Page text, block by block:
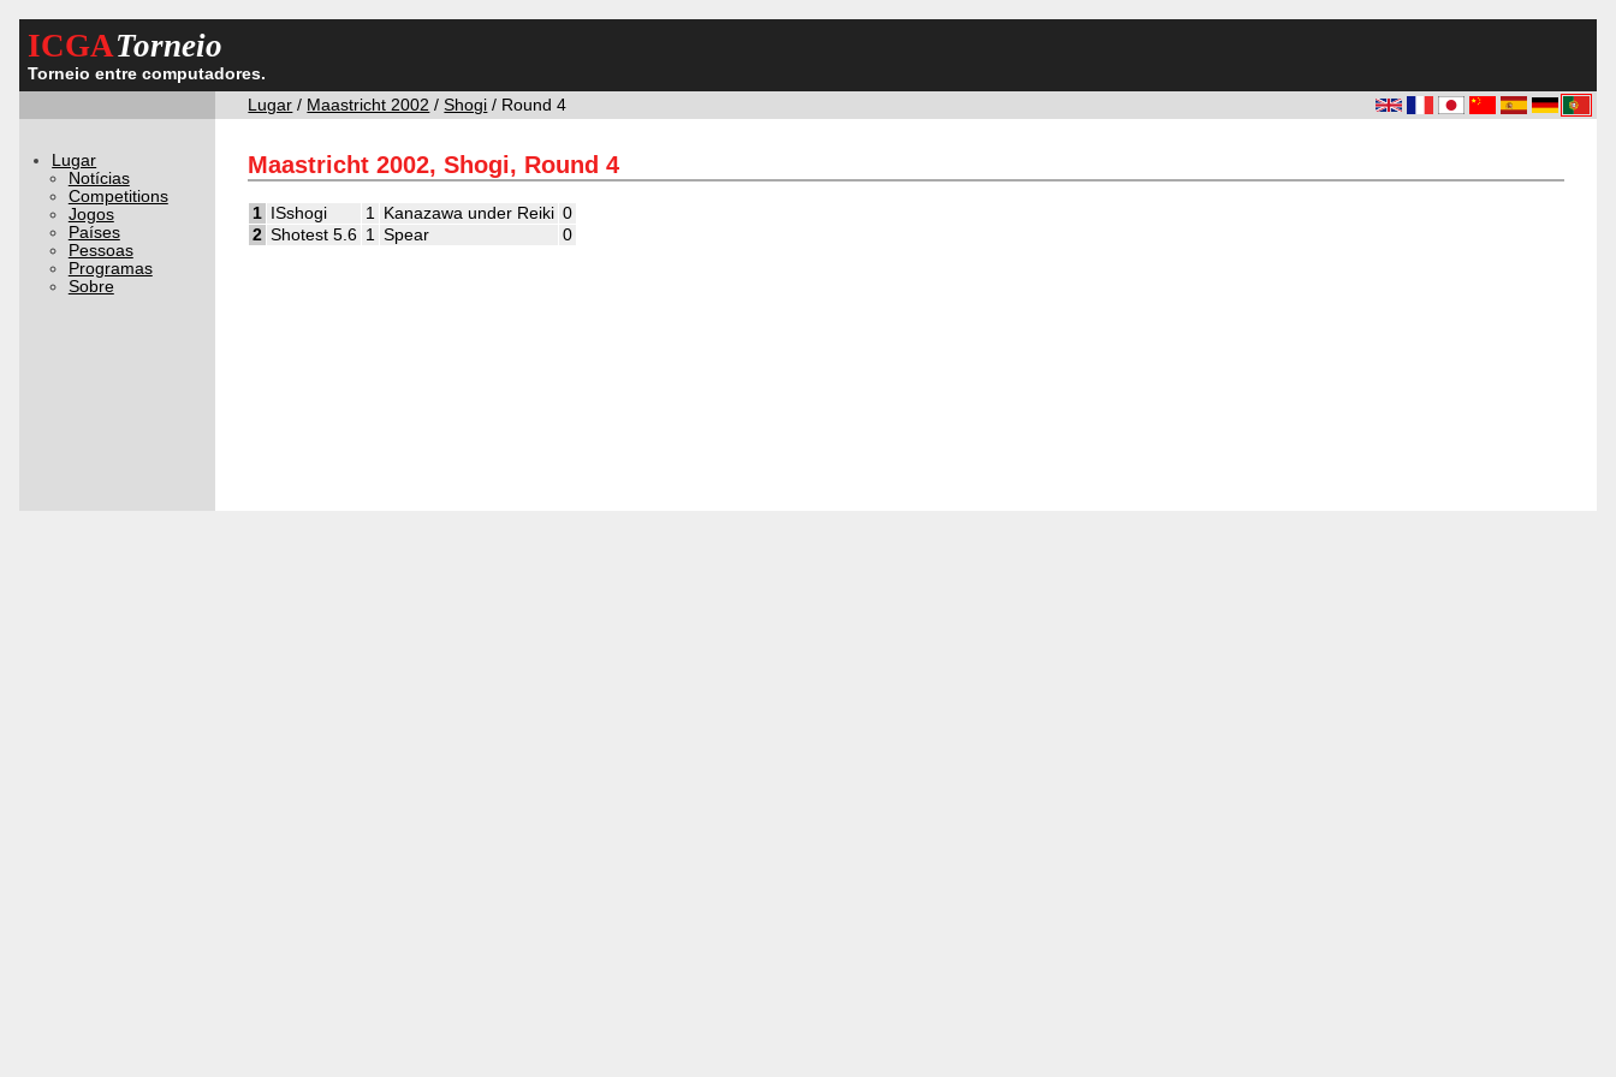
ICGATorneio
Torneio entre computadores.
Lugar / Maastricht 2002 /Shogi / Round 4
Lugar
Notícias
Competitions
Jogos
Países
Pessoas
Programas
Sobre
Maastricht 2002, Shogi, Round 4
1 ISshogi 1 Kanazawa under Reiki 0
2 Shotest 5.6 1 Spear 0